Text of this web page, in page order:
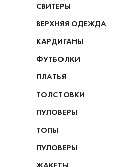
СВИТЕРЫ
ВЕРХНЯЯ ОДЕЖДА
КАРДИГАНЫ
ФУТБОЛКИ
ПЛАТЬЯ
ТОЛСТОВКИ
ПУЛОВЕРЫ
ТОПЫ
ПУЛОВЕРЫ